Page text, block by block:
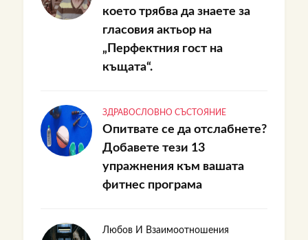
което трябва да знаете за
гласовия актьор на
„Перфектния гост на
къщата“.
ЗДРАВОСЛОВНО СЪСТОЯНИЕ
Опитвате се да отслабнете?
Добавете тези 13
упражнения към вашата
фитнес програма
Любов И Взаимоотношения